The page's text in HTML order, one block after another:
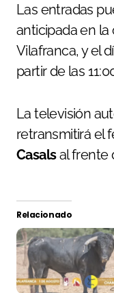
Las entradas
anticipada en
Vilafranca, y el
partir de las
La televisión
retransmitirá el
Casalsal frente
Relacionado